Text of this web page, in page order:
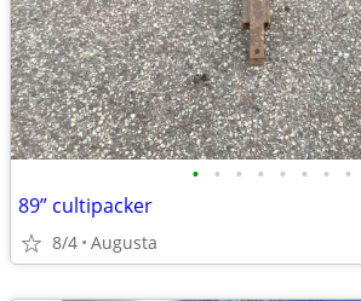
• • • • • • • •
89” cultipacker
8/4 Augusta